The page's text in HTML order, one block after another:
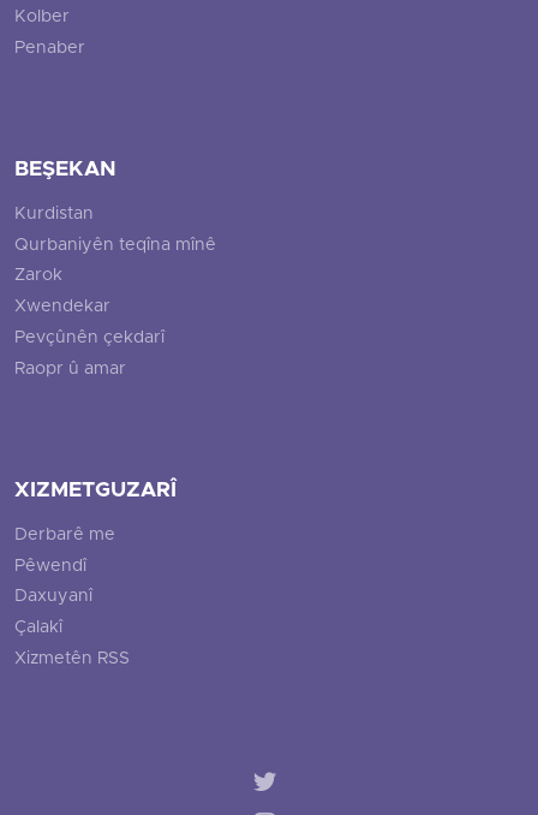
Kolber
Penaber
BEŞEKAN
Kurdistan
Qurbaniyên teqîna mînê
Zarok
Xwendekar
Pevçûnên çekdarî
Raopr û amar
XIZMETGUZARÎ
Derbarê me
Pêwendî
Daxuyanî
Çalakî
Xizmetên RSS